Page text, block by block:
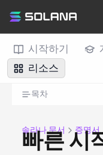
시작하기
리소스
목차
솔라나 문서 증명서
빠른 시